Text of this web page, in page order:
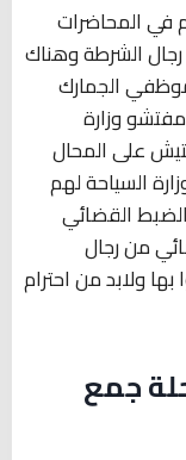
في المحاضرات
الشرطة وهناك
الجمارك
وزارة
على المحال
السياحة لهم
القضائي
من رجال
ولابد من احترام
جمع